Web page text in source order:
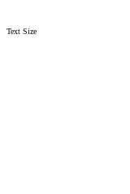
Text Size